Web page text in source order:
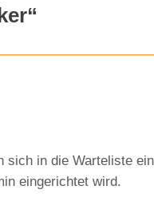
sich in die Warteliste
eingerichtet wird.